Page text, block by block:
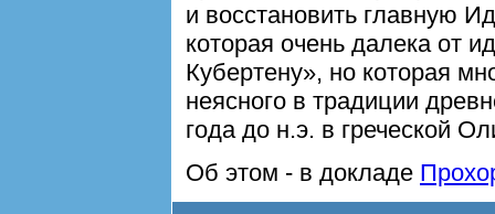
и восстановить главную
которая очень далека от
Кубертену», но которая
неясного в традиции
года до н.э. в греческой
Об этом - в докладе